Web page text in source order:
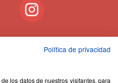
Bilbao y Donostia- San
Política de privacidad
los datos de nuestros visitantes, para